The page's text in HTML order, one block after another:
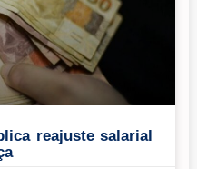
reajuste salarial